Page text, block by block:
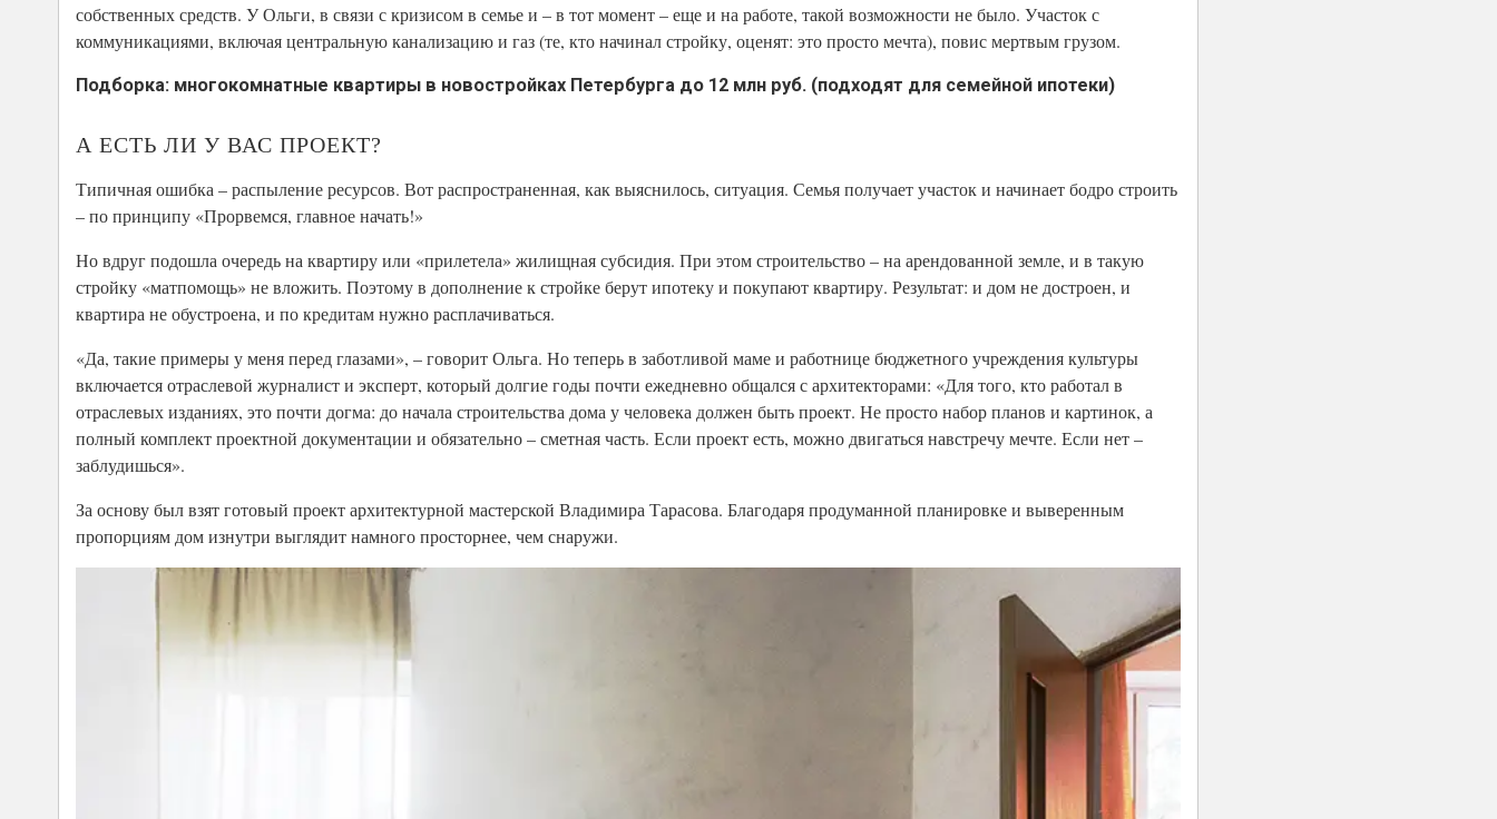
собственных средств. У Ольги, в связи с кризисом в семье и – в тот момент – еще и на работе, такой возможности не было. Участок с
коммуникациями, включая центральную канализацию и газ (те, кто начинал стройку, оценят: это просто мечта), повис мертвым грузом.
Подборка: многокомнатные квартиры в новостройках Петербурга до 12 млн руб. (подходят для семейной ипотеки)
А ЕСТЬ ЛИ У ВАС ПРОЕКТ?
Типичная ошибка – распыление ресурсов. Вот распространенная, как выяснилось, ситуация. Семья получает участок и начинает бодро строить
– по принципу «Прорвемся, главное начать!»
Но вдруг подошла очередь на квартиру или «прилетела» жилищная субсидия. При этом строительство – на арендованной земле, и в такую
стройку «матпомощь» не вложить. Поэтому в дополнение к стройке берут ипотеку и покупают квартиру. Результат: и дом не достроен, и
квартира не обустроена, и по кредитам нужно расплачиваться.
«Да, такие примеры у меня перед глазами», – говорит Ольга. Но теперь в заботливой маме и работнице бюджетного учреждения культуры
включается отраслевой журналист и эксперт, который долгие годы почти ежедневно общался с архитекторами: «Для того, кто работал в
отраслевых изданиях, это почти догма: до начала строительства дома у человека должен быть проект. Не просто набор планов и картинок, а
полный комплект проектной документации и обязательно – сметная часть. Если проект есть, можно двигаться навстречу мечте. Если нет –
заблудишься».
За основу был взят готовый проект архитектурной мастерской Владимира Тарасова. Благодаря продуманной планировке и выверенным
пропорциям дом изнутри выглядит намного просторнее, чем снаружи.